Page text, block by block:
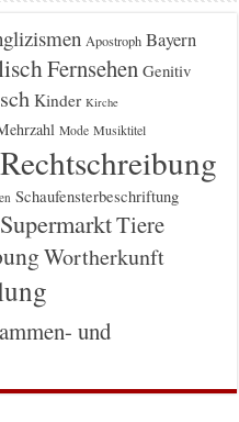
Apostroph Bayern
Fernsehen Genitiv
Kinder Kirche
Mode Musiktitel
Rechtschreibung
Schaufensterbeschriftung
SupermarktTiere
Wortherkunft
und